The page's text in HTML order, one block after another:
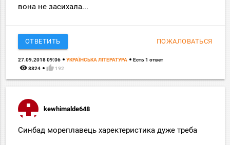
вона не засихала...
ОТВЕТИТЬ ПОЖАЛОВАТЬСЯ
27.09.2018 09:06 УКРАЇНСЬКА ЛІТЕРАТУРА Есть 1 ответ
remove_red_eye 8824 thumb_up 192
kewhimalde648
Синбад мореплавець харектеристика дуже треба